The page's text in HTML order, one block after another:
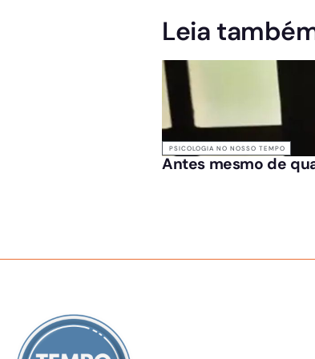
Leia
PSICOLOGIA NO NOSSO TEMPO
Antes mesmo de